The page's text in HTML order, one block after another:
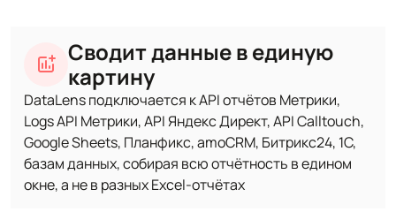
Сводит данные в единую
картину
DataLens подключается к API отчётов Метрики,
Logs API Метрики, API Яндекс Директ, API Calltouch,
Google Sheets, Планфикс, amoCRM, Битрикс24, 1С,
базам данных, собирая всю отчётность в едином
окне, а не в разных Excel‑отчётах